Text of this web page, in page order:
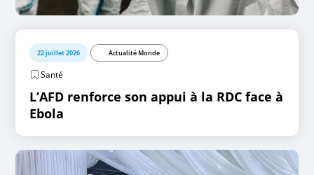
22 juillet 2026 Actualité Monde
Santé
L’AFD renforce son appui à la RDC face à
Ebola